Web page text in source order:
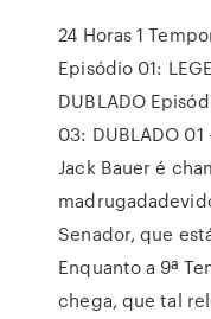
24 Horas 1
Episódio 01:
DUBLADO
03: DUBLADO
Jack Bauer é
Senador, que
Enquanto a 9ª
chega, que tal